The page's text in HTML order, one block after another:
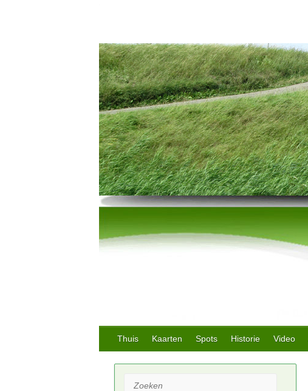
Thuis Kaarten Spots Historie Video
Zoeken